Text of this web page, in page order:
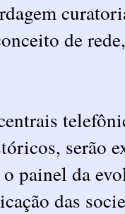
de
serão
painel da
das